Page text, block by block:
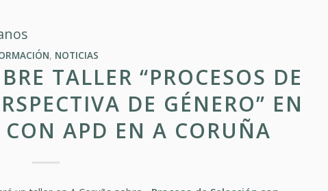
, NOTICIAS
TALLER “PROCESOS DE
DE GÉNERO” EN
APD EN A CORUÑA